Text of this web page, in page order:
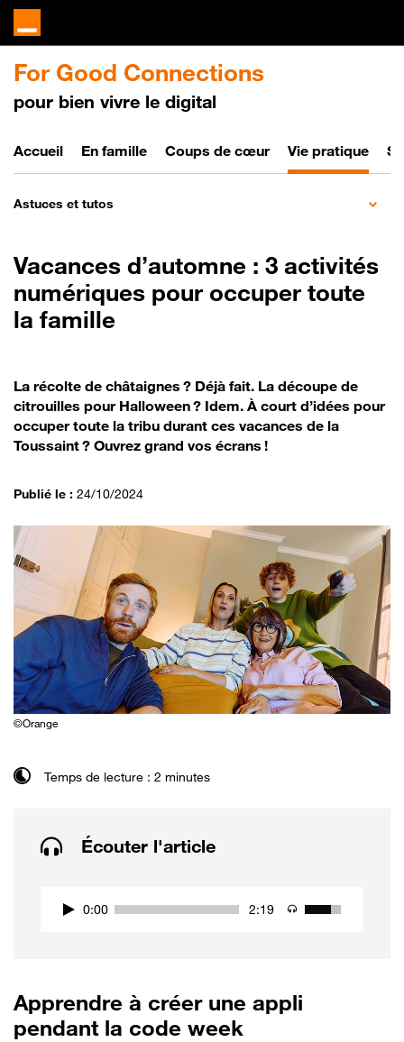
For Good Connections
pour bien vivre le digital
AccueilBien vivre le digital
En famille Coups de cœur Vie pratique
Astuces et tutos
Vacances d’automne : 3 activités
numériques pour occuper toute
la famille
La récolte de châtaignes ? Déjà fait. La découpe de
citrouilles pour Halloween ? Idem. À court d’idées pour
occuper toute la tribu durant ces vacances de la
Toussaint ? Ouvrez grand vos écrans !
Publié le : 24/10/2024
©Orange
Temps de lecture : 2 minutes
Écouter l'article
0:00 2:19
Apprendre à créer une appli
pendant la code week